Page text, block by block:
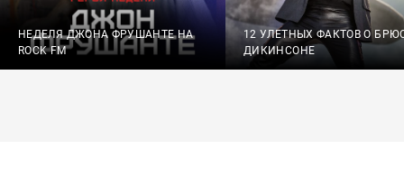
НЕДЕЛЯ ДЖОНА ФРУШАНТЕ НА
ROCK FM
12 УЛЕТНЫХ ФАКТОВ О
ДИКИНСОНЕ